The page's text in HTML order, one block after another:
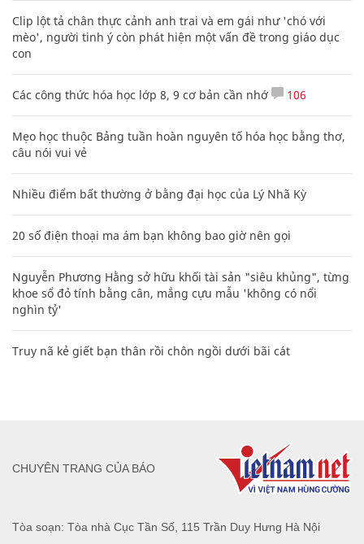
Clip lột tả chân thực cảnh anh trai và em gái như 'chó với
mèo', người tinh ý còn phát hiện một vấn đề trong giáo dục
con
Các công thức hóa học lớp 8, 9 cơ bản cần nhớ 106
Mẹo học thuộc Bảng tuần hoàn nguyên tố hóa học bằng thơ,
câu nói vui vẻ
Nhiều điểm bất thường ở bằng đại học của Lý Nhã Kỳ
20 số điện thoại ma ám bạn không bao giờ nên gọi
Nguyễn Phương Hằng sở hữu khối tài sản "siêu khủng", từng
khoe sổ đỏ tính bằng cân, mắng cựu mẫu 'không có nổi
nghìn tỷ'
Truy nã kẻ giết bạn thân rồi chôn ngồi dưới bãi cát
Tòa soạn: Tòa nhà Cục Tần Số, 115 Trần Duy Hưng Hà Nội
CHUYÊN TRANG CỦA BÁO